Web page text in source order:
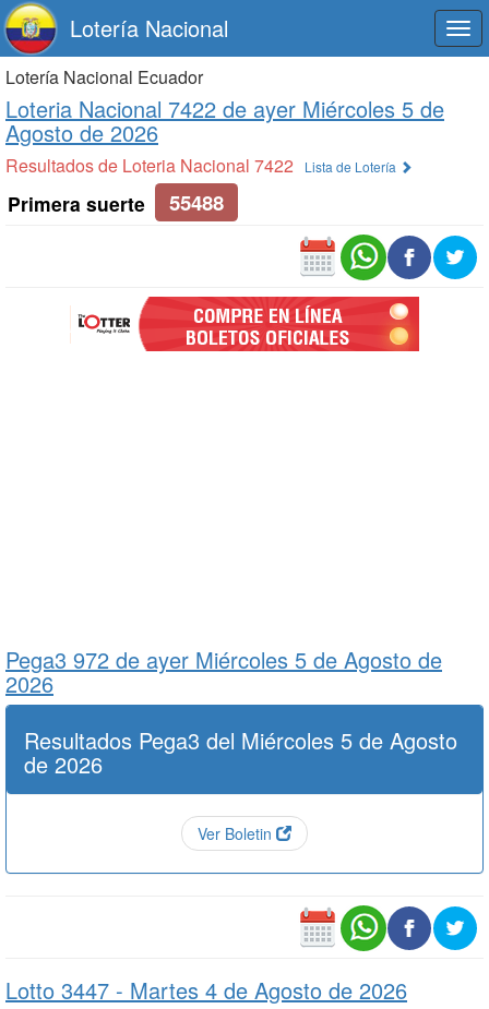
Lotería Nacional
Lotería Nacional Ecuador
Loteria Nacional 7422 de ayer Miércoles 5 de
Agosto de 2026
Resultados de Loteria Nacional 7422 Lista de Lotería
Primera suerte 55488
Pega3 972 de ayer Miércoles 5 de Agosto de
2026
Resultados Pega3 del Miércoles 5 de Agosto
de 2026
Ver Boletin
Lotto 3447 - Martes 4 de Agosto de 2026